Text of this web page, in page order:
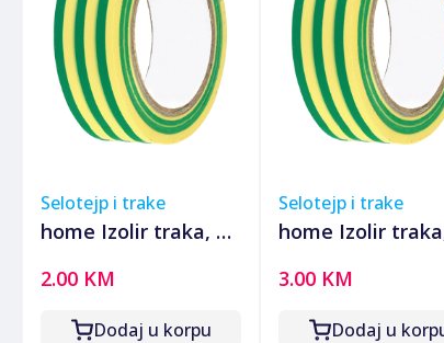
Selotejp i trake
home Izolir traka, 10
SS 910
2.00 KM
Dodaj u korpu
Selotejp i trake
home Izolir
SS 920
3.00 KM
Dodaj u